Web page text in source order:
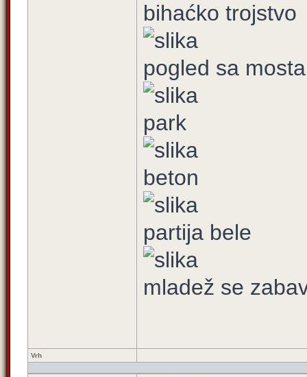
bihaćko trojstvo
pogled sa mosta
park
beton
partija bele
mladež se
Vrh